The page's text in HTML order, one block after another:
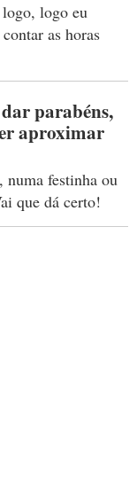
logo, logo eu
as horas
parabéns,
aproximar
numa festinha ou
que dá certo!